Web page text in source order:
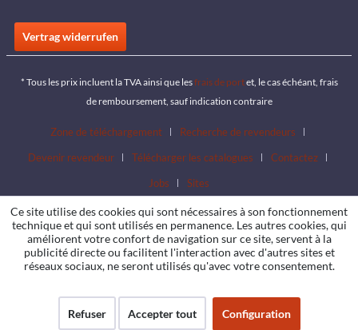
Vertrag widerrufen
* Tous les prix incluent la TVA ainsi que lesfrais de portet, le cas échéant, frais
de remboursement, sauf indication contraire
Zone de téléchargement
Recherche de revendeurs
Devenir revendeur
Télécharger les catalogues
Contactez
Jobs
Sites
Ce site utilise des cookies qui sont nécessaires à son fonctionnement
technique et qui sont utilisés en permanence. Les autres cookies, qui
améliorent votre confort de navigation sur ce site, servent à la
publicité directe ou facilitent l'interaction avec d'autres sites et
réseaux sociaux, ne seront utilisés qu'avec votre consentement.
Refuser Accepter tout Configuration